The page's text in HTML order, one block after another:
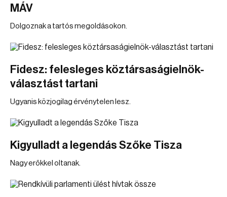
MÁV
Dolgoznak a tartós megoldásokon.
Fidesz: felesleges köztársaságielnök-
választást tartani
Ugyanis közjogilag érvénytelen lesz.
Kigyulladt a legendás Szőke Tisza
Nagy erőkkel oltanak.